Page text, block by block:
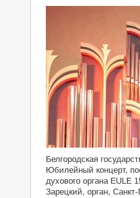
Белгородская
Юбилейный концерт,
духового органа EULE
Зарецкий, орган,